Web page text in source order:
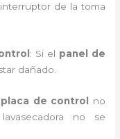
de la toma
: Si el panel de
dañado.
placa de control
no
no se